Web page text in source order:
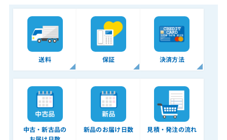
送料 保証 決済方法
中古・新古品の
新品のお届け日数 見積・発注の流れ